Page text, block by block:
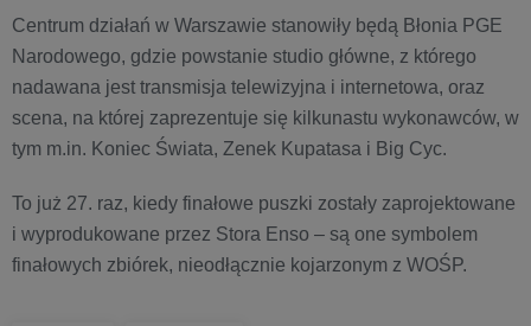
Centrum działań w Warszawie stanowiły będą Błonia PGE
Narodowego, gdzie powstanie studio główne, z którego
nadawana jest transmisja telewizyjna i internetowa, oraz
scena, na której zaprezentuje się kilkunastu wykonawców, w
tym m.in. Koniec Świata, Zenek Kupatasa i Big Cyc.
To już 27. raz, kiedy finałowe puszki zostały zaprojektowane
i wyprodukowane przez Stora Enso – są one symbolem
finałowych zbiórek, nieodłącznie kojarzonym z WOŚP.